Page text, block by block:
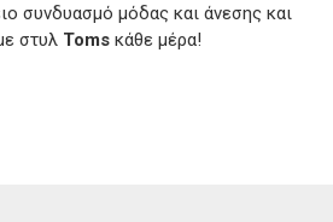
συνδυασμό μόδας και άνεσης και
στυλ Toms κάθε μέρα!